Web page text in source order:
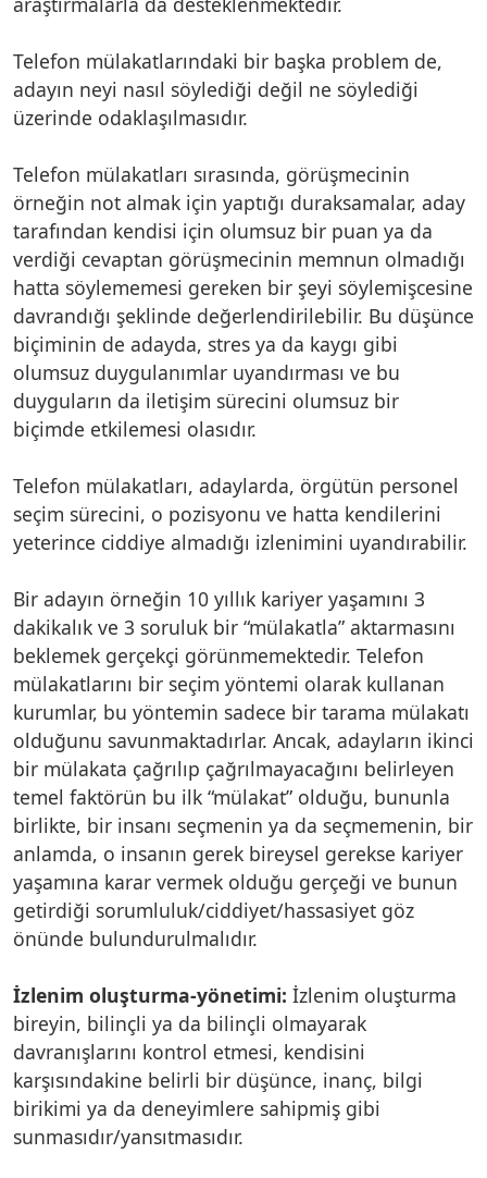
Telefon mülakatlarındaki bir başka problem de,
adayın neyi nasıl söylediği değil ne söylediği
üzerinde odaklaşılmasıdır.
Telefon mülakatları sırasında, görüşmecinin
örneğin not almak için yaptığı duraksamalar, aday
tarafından kendisi için olumsuz bir puan ya da
verdiği cevaptan görüşmecinin memnun olmadığı
hatta söylememesi gereken bir şeyi söylemişcesine
davrandığı şeklinde değerlendirilebilir. Bu düşünce
biçiminin de adayda, stres ya da kaygı gibi
olumsuz duygulanımlar uyandırması ve bu
duyguların da iletişim sürecini olumsuz bir
biçimde etkilemesi olasıdır.
Telefon mülakatları, adaylarda, örgütün personel
seçim sürecini, o pozisyonu ve hatta kendilerini
yeterince ciddiye almadığı izlenimini uyandırabilir.
Bir adayın örneğin 10 yıllık kariyer yaşamını 3
dakikalık ve 3 soruluk bir “mülakatla” aktarmasını
beklemek gerçekçi görünmemektedir. Telefon
mülakatlarını bir seçim yöntemi olarak kullanan
kurumlar, bu yöntemin sadece bir tarama mülakatı
olduğunu savunmaktadırlar. Ancak, adayların ikinci
bir mülakata çağrılıp çağrılmayacağını belirleyen
temel faktörün bu ilk “mülakat” olduğu, bununla
birlikte, bir insanı seçmenin ya da seçmemenin, bir
anlamda, o insanın gerek bireysel gerekse kariyer
yaşamına karar vermek olduğu gerçeği ve bunun
getirdiği sorumluluk/ciddiyet/hassasiyet göz
önünde bulundurulmalıdır.
İzlenim oluşturma-yönetimi: İzlenim oluşturma
bireyin, bilinçli ya da bilinçli olmayarak
davranışlarını kontrol etmesi, kendisini
karşısındakine belirli bir düşünce, inanç, bilgi
birikimi ya da deneyimlere sahipmiş gibi
sunmasıdır/yansıtmasıdır.